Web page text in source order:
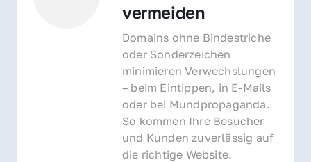
vermeiden
Domains ohne Bindestriche
oder Sonderzeichen
minimieren Verwechslungen
– beim Eintippen, in E-Mails
oder bei Mundpropaganda.
So kommen Ihre Besucher
und Kunden zuverlässig auf
die richtige Website.